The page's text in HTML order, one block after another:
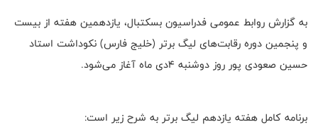
به گزارش روابط عمومی فدراسیون بسکتبال، یازدهمین هفته از بیست
و پنجمین دوره رقابت‌های لیگ برتر (خلیج فارس) نکوداشت استاد
حسین صعودی پور روز دوشنبه ۴دی ماه آغاز می‌شود.
برنامه کامل هفته یازدهم لیگ برتر به شرح زیر است: